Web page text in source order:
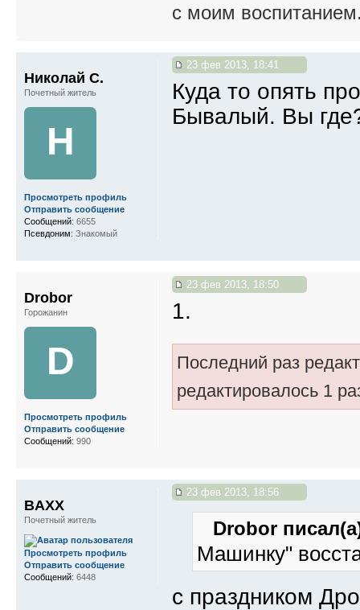
с моим
23 фев 2013, 18:41
Куда то опять
Бывалый. Вы
Николай С.
Почетный житель
Н
Просмотреть профиль
Отправить сообщение
Сообщений: 6655
Псевдоним: Знакомый
23 фев 2013, 18:50
1.
Последний раз
редактировалось 1
Drobor
Горожанин
D
Просмотреть профиль
Отправить сообщение
Сообщений: 990
23 фев 2013, 18:56
Drobor
Машинку"
с праздником
BAXX
Почетный житель
Просмотреть профиль
Отправить сообщение
Сообщений: 6448